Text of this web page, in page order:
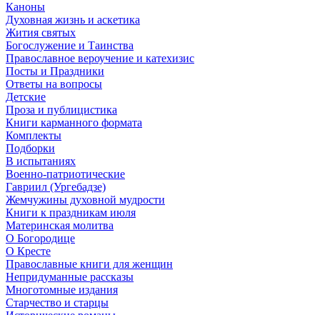
Каноны
Духовная жизнь и аскетика
Жития святых
Богослужение и Таинства
Православное вероучение и катехизис
Посты и Праздники
Ответы на вопросы
Детские
Проза и публицистика
Книги карманного формата
Комплекты
Подборки
В испытаниях
Военно-патриотические
Гавриил (Ургебадзе)
Жемчужины духовной мудрости
Книги к праздникам июля
Материнская молитва
О Богородице
О Кресте
Православные книги для женщин
Непридуманные рассказы
Многотомные издания
Старчество и старцы